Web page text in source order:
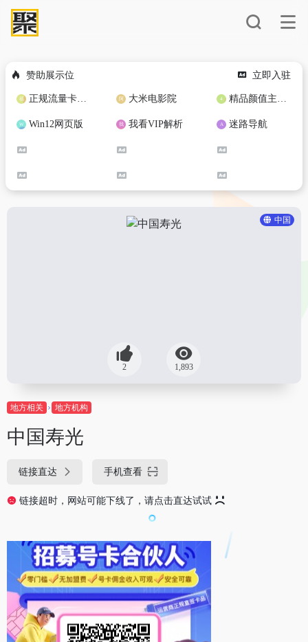
赞助展示位 立即入驻
正规流量卡免费加盟合作 大米电影院 精品颜值主播定制
Win12网页版 我看VIP解析 迷路导航
中国
2 1,893
地方相关 地方机构
中国寿光
链接直达 手机查看
链接超时，网站可能下线了，请点击直达试试